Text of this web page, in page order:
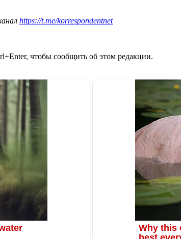
https://t.me/korrespondentnet
чтобы сообщить об этом редакции.